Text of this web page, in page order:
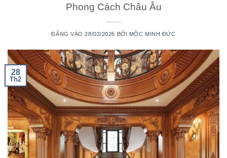
Phong Cách Châu Âu
ĐĂNG VÀO28/02/2026 BỞI MỘC MINH ĐỨC
28
Th2